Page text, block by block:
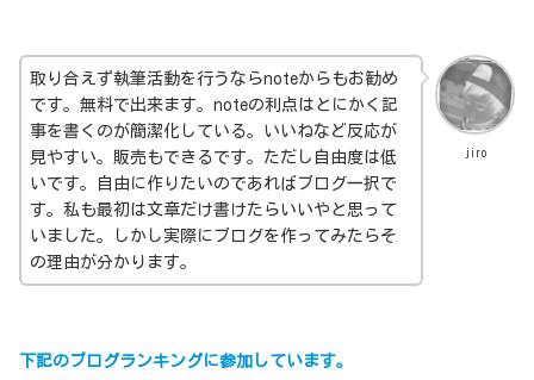
jiro
取り合えず執筆活動を行うならnoteからもお勧め
です。無料で出来ます。noteの利点はとにかく記
事を書くのが簡潔化している。いいねなど反応が
見やすい。販売もできるです。ただし自由度は低
いです。自由に作りたいのであればブログ一択で
す。私も最初は文章だけ書けたらいいやと思って
いました。しかし実際にブログを作ってみたらそ
の理由が分かります。
下記のブログランキングに参加しています。